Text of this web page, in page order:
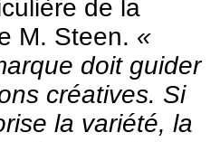
de la
M. Steen. «
doit guider
créatives. Si
la variété, la